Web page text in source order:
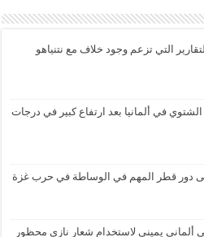
التي تزعم وجود خلاف مع نتنياهو
في ألمانيا بعد ارتفاع كبير في درجات
على دور قطر المهم في الوساطة في حرب غزة
يميني لاستخدام شعار نازي محظور